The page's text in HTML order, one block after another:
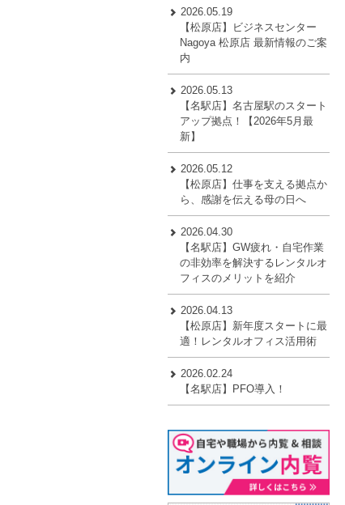
2026.05.19
【松原店】ビジネスセンター
Nagoya 松原店 最新情報のご案
内
2026.05.13
【名駅店】名古屋駅のスタート
アップ拠点！【2026年5月最
新】
2026.05.12
【松原店】仕事を支える拠点か
ら、感謝を伝える母の日へ
2026.04.30
【名駅店】GW疲れ・自宅作業
の非効率を解決するレンタルオ
フィスのメリットを紹介
2026.04.13
【松原店】新年度スタートに最
適！レンタルオフィス活用術
2026.02.24
【名駅店】PFO導入！